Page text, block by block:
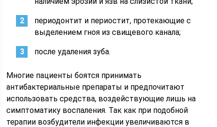
периодонтит и периостит, протекающие с
выделением гноя из свищевого канала;
после удаления зуба.
Многие пациенты боятся принимать
антибактериальные препараты и предпочитают
использовать средства, воздействующие лишь на
симптоматику воспаления. Так как при подобной
терапии возбудители инфекции увеличиваются в